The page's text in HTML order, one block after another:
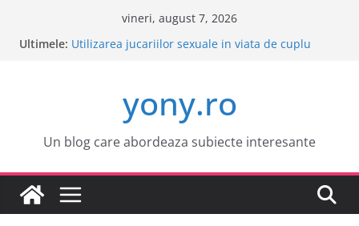
vineri, august 7, 2026
Ultimele: Este o idee buna sa cumpar o masina electrica?
Tot ce trebuie sa stii despre bolile copilariei
Tot ce trebuie sa stii despre epilarea definitiva
yony.ro
Un blog care abordeaza subiecte interesante